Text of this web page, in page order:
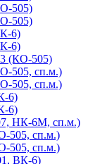
505)
505)
6)
6)
(КО-505)
505, сп.м.)
505, сп.м.)
6)
6)
НК-6М, сп.м.)
505, сп.м.)
505, сп.м.)
ВК-6)